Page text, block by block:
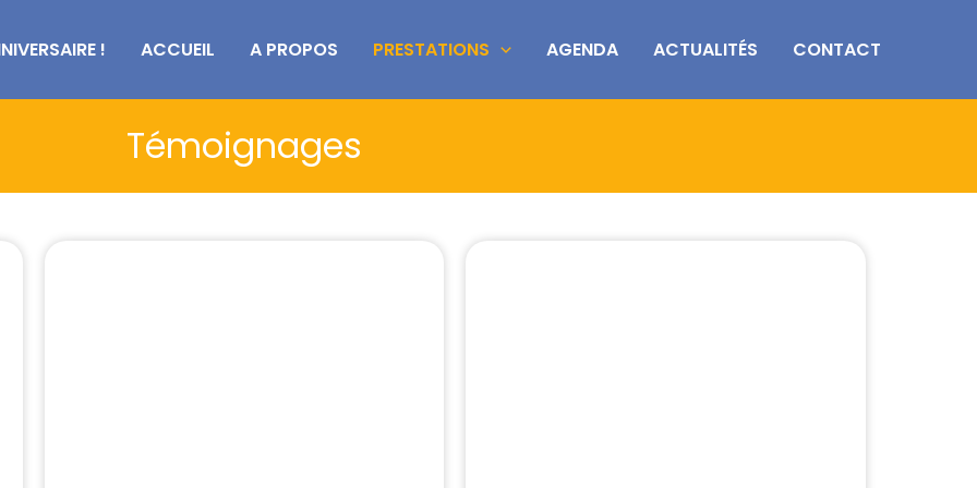
! ACCUEIL A PROPOS PRESTATIONS AGENDA ACTUALITÉS CONTACT
Témoignages